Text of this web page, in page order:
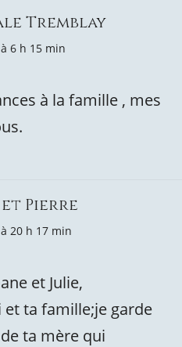
Tremblay
6 h 15 min
à la famille , mes
Pierre
20 h 17 min
et Julie,
ta famille;je garde
ta mère qui